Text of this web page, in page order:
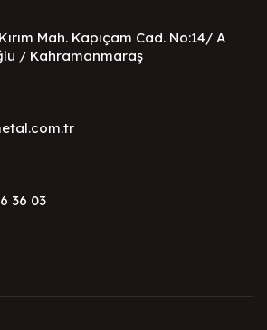
Mah. Kapıçam Cad. No:14/ A
/ Kahramanmaraş
36 03